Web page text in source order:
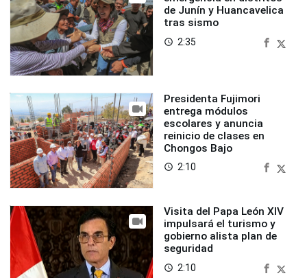
de Junín y Huancavelica
tras sismo
access_time 2:35
Presidenta Fujimori
entrega módulos
escolares y anuncia
reinicio de clases en
Chongos Bajo
access_time 2:10
Visita del Papa León XIV
impulsará el turismo y
gobierno alista plan de
seguridad
access_time 2:10